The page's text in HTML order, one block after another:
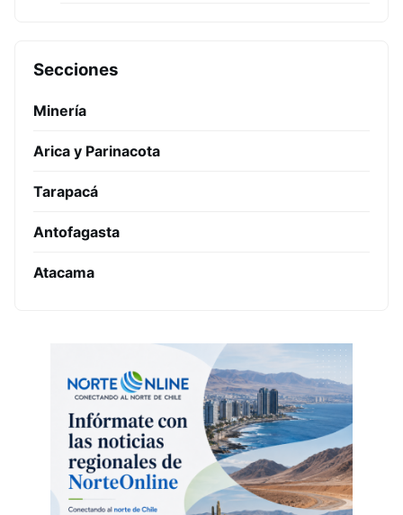
Secciones
Minería
Arica y Parinacota
Tarapacá
Antofagasta
Atacama